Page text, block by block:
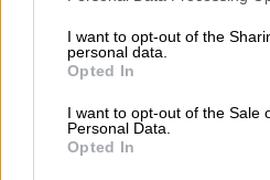
not limited to your visit or usage
grant or deny consent to Google
use your data for below specified
consent section.
I want to opt-out of the
personal data.
Opted In
I want to opt-out of the Sale
Personal Data.
Opted In
ΕΠΙΚΙΝΔΥΝΕΣ
ΚΑΙ ΤΟ ΣΑΒΒΑΤΟ
Σύμφωνα και με τα
στοιχεία η χώρα μας θα